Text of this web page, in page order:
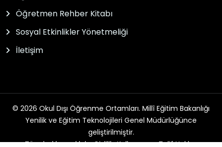
Öğretmen Rehber Kitabı
Sosyal Etkinlikler Yönetmeliği
İletişim
© 2026 Okul Dışı Öğrenme Ortamları. Millî Eğitim Bakanlığı
Yenilik ve Eğitim Teknolojileri Genel Müdürlüğünce
geliştirilmiştir.
Tüm hakları saklıdır. Gizlilik, Kullanım ve Telif Hakları